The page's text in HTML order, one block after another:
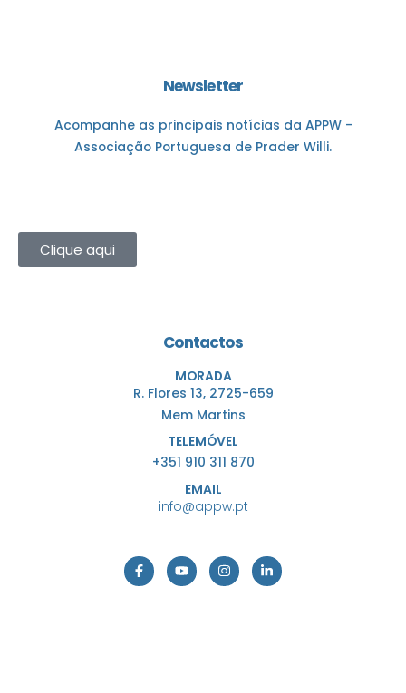
Newsletter
Acompanhe as principais notícias da APPW -
Associação Portuguesa de Prader Willi.
Clique aqui
Contactos
MORADA
R. Flores 13, 2725-659
Mem Martins
TELEMÓVEL
+351 910 311 870
EMAIL
info@appw.pt